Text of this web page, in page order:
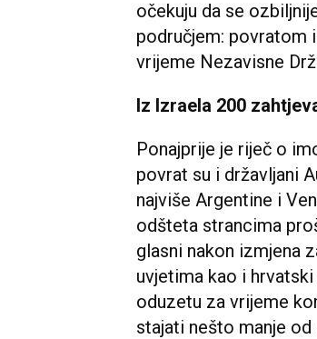
očekuju da se
područjem: povratom
vrijeme Nezavisne
Iz Izraela 200
Ponajprije je riječ o
povrat su i državljani
najviše Argentine i
odšteta strancima
glasni nakon izmjena
uvjetima kao i
oduzetu za vrijeme
stajati nešto manje od